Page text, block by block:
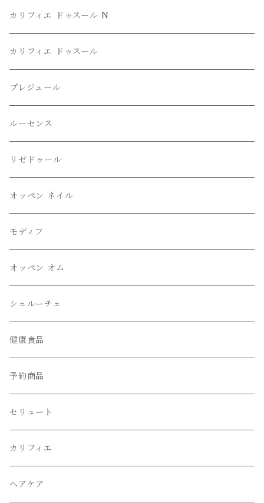
カリフィエ ドゥスール N
カリフィエ ドゥスール
プレジュール
ルーセンス
リゼドゥール
オッペン ネイル
モディフ
オッペン オム
シェルーチェ
健康食品
予約商品
セリュート
カリフィエ
ヘアケア